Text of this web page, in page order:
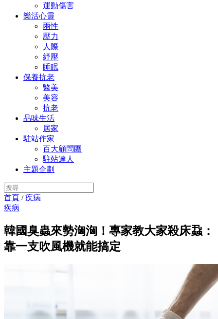
運動傷害
樂活心靈
兩性
壓力
人際
紓壓
睡眠
保養抗老
醫美
美容
抗老
品味生活
居家
駐站作家
百大顧問團
駐站達人
主題企劃
首頁 /疾病
疾病
韓國臭蟲來勢洶洶！專家教大家殺床蝨：
靠一支吹風機就能搞定